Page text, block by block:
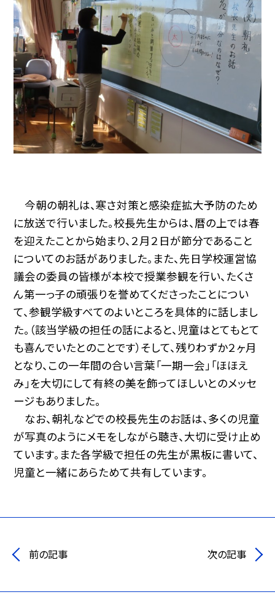
今朝の朝礼は、寒さ対策と感染症拡大予防のため
に放送で行いました。校長先生からは、暦の上では春
を迎えたことから始まり、２月２日が節分であること
についてのお話がありました。また、先日学校運営協
議会の委員の皆様が本校で授業参観を行い、たくさ
ん第一っ子の頑張りを誉めてくださったことについ
て、参観学級すべてのよいところを具体的に話しまし
た。（該当学級の担任の話によると、児童はとてもとて
も喜んでいたとのことです）そして、残りわずか２ヶ月
となり、この一年間の合い言葉「一期一会」「ほほえ
み」を大切にして有終の美を飾ってほしいとのメッセ
ージもありました。
なお、朝礼などでの校長先生のお話は、多くの児童
が写真のようにメモをしながら聴き、大切に受け止め
ています。また各学級で担任の先生が黒板に書いて、
児童と一緒にあらためて共有しています。
前の記事 次の記事